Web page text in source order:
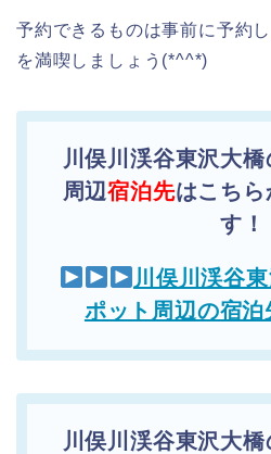
予約できるものは事前に予約
を満喫しましょう(*^^*)
川俣川渓谷東沢大
周辺宿泊先はこちら
す！
川俣川渓谷
ポット周辺の宿泊
川俣川渓谷東沢大